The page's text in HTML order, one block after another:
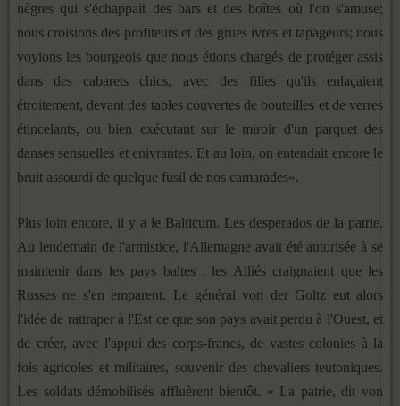
nègres qui s'échappait des bars et des boîtes où l'on s'amuse;
nous croisions des profiteurs et des grues ivres et tapageurs; nous
voyions les bourgeois que nous étions chargés de protéger assis
dans des cabarets chics, avec des filles qu'ils enlaçaient
étroitement, devant des tables couvertes de bouteilles et de verres
étincelants, ou bien exécutant sur le miroir d'un parquet des
danses sensuelles et enivrantes. Et au loin, on entendait encore le
bruit assourdi de quelque fusil de nos camarades».
Plus loin encore, il y a le Balticum. Les desperados de la patrie.
Au lendemain de l'armistice, l'Allemagne avait été autorisée à se
maintenir dans les pays baltes : les Alliés craignaient que les
Russes ne s'en emparent. Le général von der Goltz eut alors
l'idée de rattraper à l'Est ce que son pays avait perdu à l'Ouest, et
de créer, avec l'appui des corps-francs, de vastes colonies à la
fois agricoles et militaires, souvenir des chevaliers teutoniques.
Les soldats démobilisés affluèrent bientôt. « La patrie, dit von